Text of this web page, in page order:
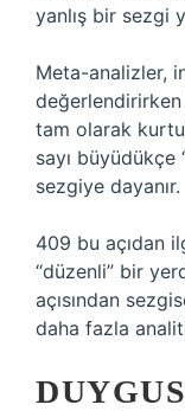
yanlış bir sezgi
Meta-analizler,
tam olarak
sayı büyüdükçe
sezgiye dayanır.
409 bu açıdan
“düzenli” bir
açısından
daha fazla